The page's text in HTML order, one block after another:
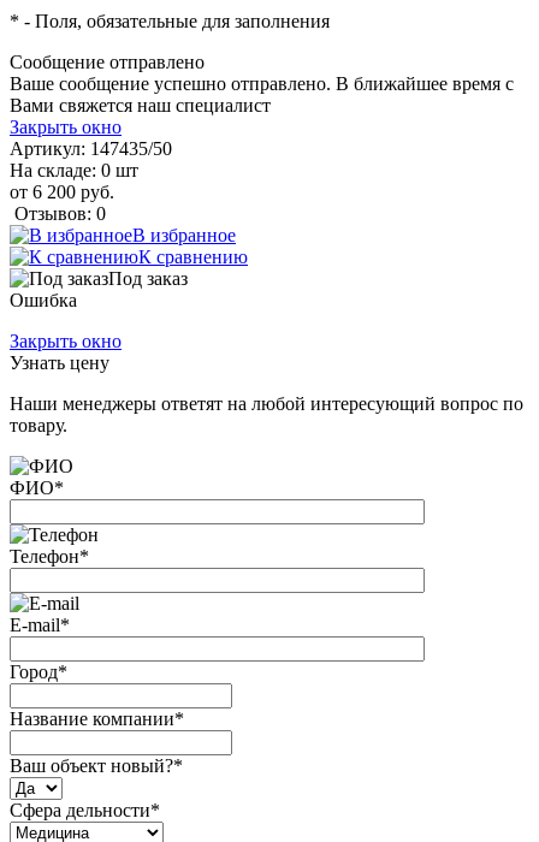
* - Поля, обязательные для заполнения
Сообщение отправлено
Ваше сообщение успешно отправлено. В ближайшее время с
Вами свяжется наш специалист
Закрыть окно
Артикул: 147435/50
На складе: 0 шт
от 6 200 руб.
Отзывов: 0
В избранное
К сравнению
Под заказ
Ошибка
Закрыть окно
Узнать цену
Наши менеджеры ответят на любой интересующий вопрос по
товару.
ФИО*
Телефон*
E-mail*
Город*
Название компании*
Ваш объект новый?*
Сфера дельности*